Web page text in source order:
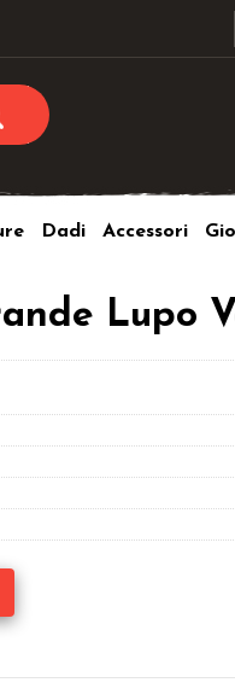
e la password e poi clicca
Nome utente:
Password:
Dadi Accessori
Lupo